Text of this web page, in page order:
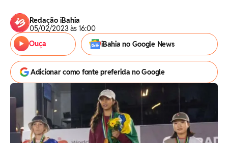
Redação iBahia
05/02/2023 às 16:00
Ouça
iBahia no Google News
Adicionar como fonte preferida no Google